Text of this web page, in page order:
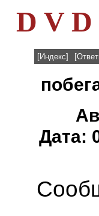
D V D
[Индекс]
Дата: